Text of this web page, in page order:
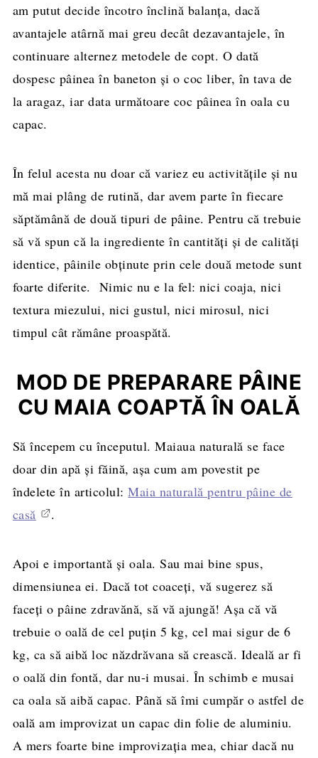
am putut decide încotro înclină balanța, dacă
avantajele atârnă mai greu decât dezavantajele, în
continuare alternez metodele de copt. O dată
dospesc pâinea în baneton și o coc liber, în tava de
la aragaz, iar data următoare coc pâinea în oala cu
capac.
În felul acesta nu doar că variez eu activitățile și nu
mă mai plâng de rutină, dar avem parte în fiecare
săptămână de două tipuri de pâine. Pentru că trebuie
să vă spun că la ingrediente în cantități și de calități
identice, pâinile obținute prin cele două metode sunt
foarte diferite. Nimic nu e la fel: nici coaja, nici
textura miezului, nici gustul, nici mirosul, nici
timpul cât rămâne proaspătă.
MOD DE PREPARARE PÂINE
CU MAIA COAPTĂ ÎN OALĂ
Să începem cu începutul. Maiaua naturală se face
doar din apă și făină, așa cum am povestit pe
îndelete în articolul:Maia naturală pentru pâine de
casă
.
Apoi e importantă și oala. Sau mai bine spus,
dimensiunea ei. Dacă tot coaceți, vă sugerez să
faceți o pâine zdravănă, să vă ajungă! Așa că vă
trebuie o oală de cel puțin 5 kg, cel mai sigur de 6
kg, ca să aibă loc năzdrăvana să crească. Ideală ar fi
o oală din fontă, dar nu-i musai. În schimb e musai
ca oala să aibă capac. Până să îmi cumpăr o astfel de
oală am improvizat un capac din folie de aluminiu.
A mers foarte bine improvizația mea, chiar dacă nu